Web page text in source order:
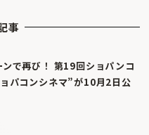
事
で再び！ 第19回ショパンコ
パコンシネマ”が10月2日公